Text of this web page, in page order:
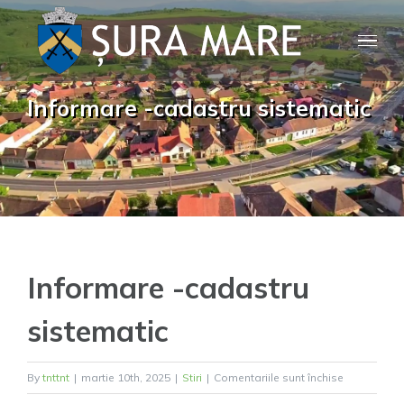
Skip
content
Informare -cadastru sistematic
Informare -cadastru
sistematic
By tnttnt | martie 10th, 2025 | Stiri | Comentariile sunt închise
Informare